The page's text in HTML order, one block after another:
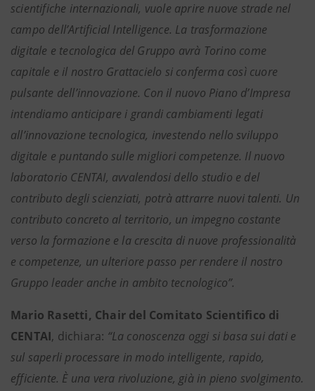
scientifiche internazionali, vuole aprire nuove strade nel
campo dell’Artificial Intelligence. La trasformazione
digitale e tecnologica del Gruppo avrà Torino come
capitale e il nostro Grattacielo si conferma così cuore
pulsante dell’innovazione. Con il nuovo Piano d’Impresa
intendiamo anticipare i grandi cambiamenti legati
all’innovazione tecnologica, investendo nello sviluppo
digitale e puntando sulle migliori competenze. Il nuovo
laboratorio CENTAI, avvalendosi dello studio e del
contributo degli scienziati, potrà attrarre nuovi talenti. Un
contributo concreto al territorio, un impegno costante
verso la formazione e la crescita di nuove professionalità
e competenze, un ulteriore passo per rendere il nostro
Gruppo leader anche in ambito tecnologico”.
Mario Rasetti, Chair del Comitato Scientifico di
CENTAI, dichiara: “La conoscenza oggi si basa sui dati e
sul saperli processare in modo intelligente, rapido,
efficiente. È una vera rivoluzione, già in pieno svolgimento.